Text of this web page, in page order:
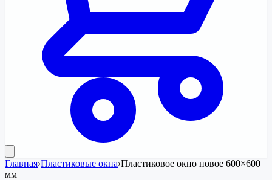
Главная›Пластиковые окна›Пластиковое окно новое 600×600
мм